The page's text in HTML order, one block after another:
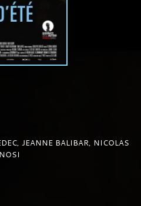
JEANNE BALIBAR, NICOLAS